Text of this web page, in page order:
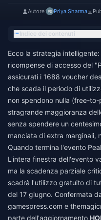
Autore: Priya Sharma
Indice dei contenuti
Ecco la strategia
ricompense di accesso del
assicurati i 1688 voucher
che scada il periodo di
non spendono nulla (free-
stragrande maggioranza
senza spendere un
manciata di extra marginali,
Quando termina l'evento
L'intera finestra dell'evento
ma la scadenza parziale
scadrà l'utilizzo gratuito di
del 17 giugno. Confermata
gamespress.com e
parte dell'aggiornamento